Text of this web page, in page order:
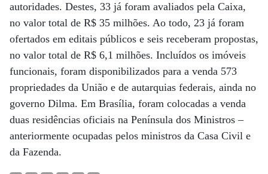
autoridades. Destes, 33 já foram avaliados pela Caixa,
no valor total de R$ 35 milhões. Ao todo, 23 já foram
ofertados em editais públicos e seis receberam propostas,
no valor total de R$ 6,1 milhões. Incluídos os imóveis
funcionais, foram disponibilizados para a venda 573
propriedades da União e de autarquias federais, ainda no
governo Dilma. Em Brasília, foram colocadas a venda
duas residências oficiais na Península dos Ministros –
anteriormente ocupadas pelos ministros da Casa Civil e
da Fazenda.